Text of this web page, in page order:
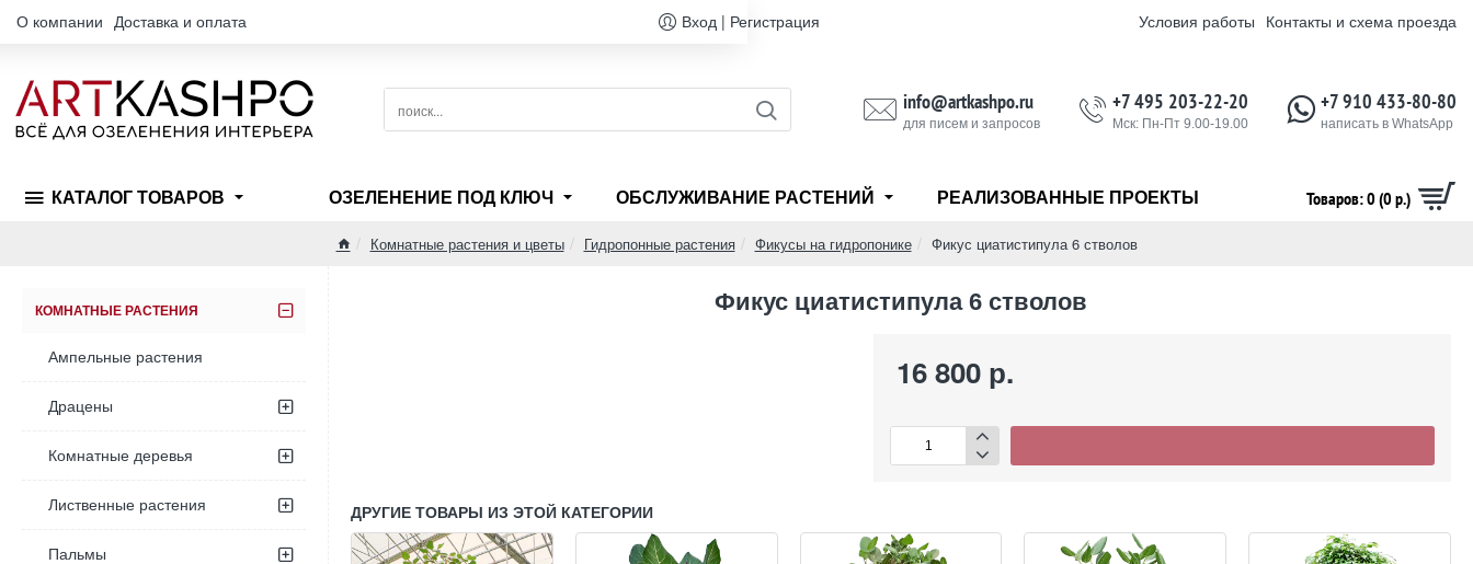
О компании Доставка и оплата Вход | Регистрация Условия работы Контакты и схема проезда
поиск...
info@artkashpo.ru
для писем и запросов
+7 495 203-22-20
Мск: Пн-Пт 9.00-19.00
+7 910 433-80-80
написать в WhatsApp
КАТАЛОГ ТОВАРОВ ОЗЕЛЕНЕНИЕ ПОД КЛЮЧ ОБСЛУЖИВАНИЕ РАСТЕНИЙ РЕАЛИЗОВАННЫЕ ПРОЕКТЫ Товаров: 0 (0 р.)
Комнатные растения и цветы Гидропонные растения Фикусы на гидропонике Фикус циатистипула 6 стволов
КОМНАТНЫЕ РАСТЕНИЯ
Ампельные растения
Драцены
Комнатные деревья
Лиственные растения
Пальмы
Фикус циатистипула 6 стволов
16 800 р.
ДРУГИЕ ТОВАРЫ ИЗ ЭТОЙ КАТЕГОРИИ